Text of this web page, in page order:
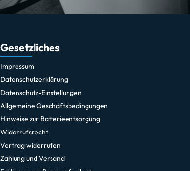
Gesetzliches
Impressum
Datenschutzerklärung
Datenschutz-Einstellungen
Allgemeine Geschäftsbedingungen
Hinweise zur Batterieentsorgung
Widerrufsrecht
Vertrag widerrufen
Zahlung und Versand